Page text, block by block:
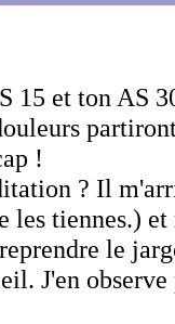
15 et ton AS
!
? Il
les tiennes.)
le
J'en